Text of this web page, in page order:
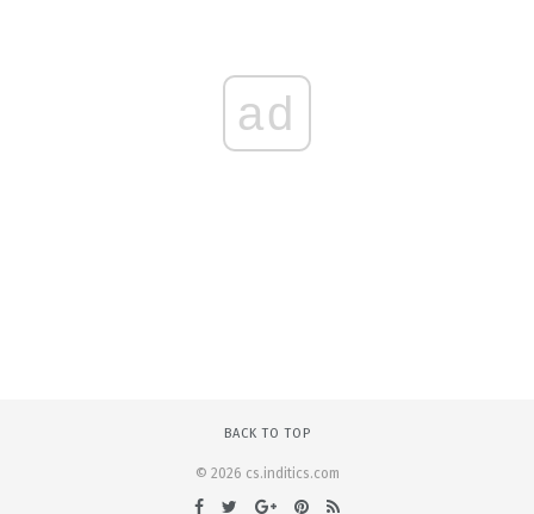
ad
BACK TO TOP
© 2026 cs.inditics.com